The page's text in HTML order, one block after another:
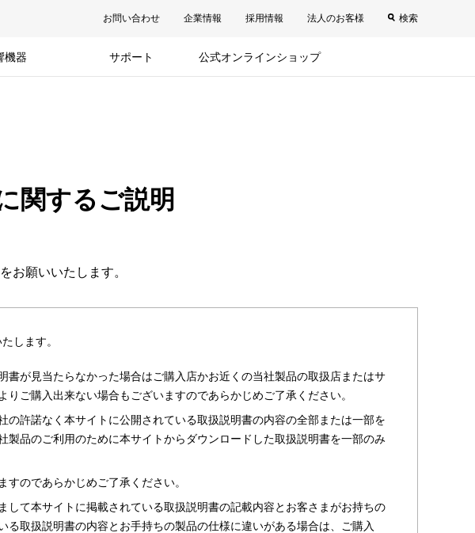
お問い合わせ 企業情報 採用情報 法人のお客様 検索
機器 サポート 公式オンラインショップ
関するご説明
お願いいたします。
します。
が見当たらなかった場合はご購入店かお近くの当社製品の取扱店またはサ
ご購入出来ない場合もございますのであらかじめご了承ください。
許諾なく本サイトに公開されている取扱説明書の内容の全部または一部を
品のご利用のために本サイトからダウンロードした取扱説明書を一部のみ
のであらかじめご了承ください。
て本サイトに掲載されている取扱説明書の記載内容とお客さまがお持ちの
取扱説明書の内容とお手持ちの製品の仕様に違いがある場合は、ご購入